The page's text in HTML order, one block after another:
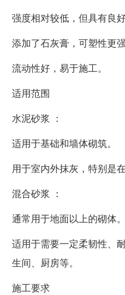
强度相对较低，但具有良
添加了石灰膏，可塑性更强
流动性好，易于施工。
适用范围
水泥砂浆 ：
适用于基础和墙体砌筑。
用于室内外抹灰，特别是
混合砂浆 ：
通常用于地面以上的砌体。
适用于需要一定柔韧性、
生间、厨房等。
施工要求